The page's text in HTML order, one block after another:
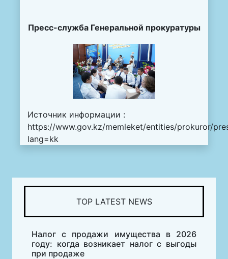
Пресс-служба Генеральной прокуратуры
Источник информации :
https://www.gov.kz/memleket/entities/prokuror/
lang=kk
TOP LATEST NEWS
Налог с продажи имущества в 2026
году: когда возникает налог с выгоды
при продаже